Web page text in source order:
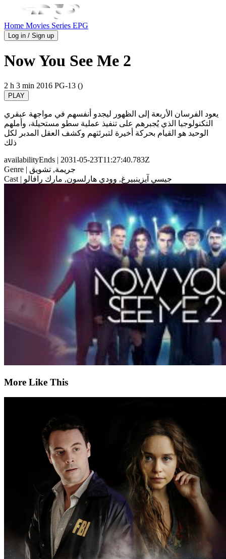
Home Movies Series EPG
Log in / Sign up
Now You See Me 2
2 h 3 min 2016 PG-13 ()
PLAY
يعود الفرسان الأربعة إلى الظهور ليجدو أنفسهم في مواجهة عبقري
التكنولوجيا الذي يُجبرهم على تنفيذ عملية سطو مستحيلة، وأملهم
الوحيد هو القيام بحركة أخيرة لتبرئتهم وكشف العقل المدبر لكل
ذلك
availabilityEnds | 2031-05-23T11:27:40.783Z
Genre
| جريمة, تشويق
Cast
| جيسي آيزينبيرغ, وودي هارلسون, مارك رافالو
More Like This